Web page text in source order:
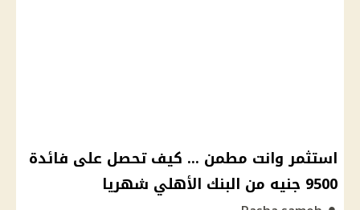
استثمر وانت مطمن ... كيف تحصل على فائدة
9500 جنيه من البنك الأهلي شهريا